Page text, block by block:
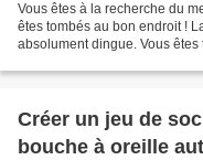
Vous êtes à la recherche du
êtes tombés au bon endroit !
absolument dingue. Vous
Créer un jeu de
bouche à oreille